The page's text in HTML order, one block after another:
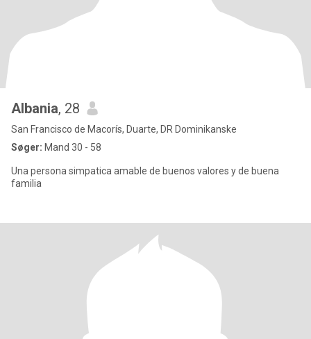
Albania, 28
San Francisco de Macorís, Duarte, DR Dominikanske
Søger: Mand 30 - 58
Una persona simpatica amable de buenos valores y de buena
familia